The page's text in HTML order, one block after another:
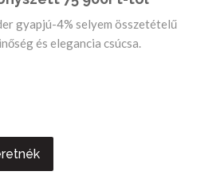
gyapjú-4% selyem összetételű
és elegancia csúcsa.